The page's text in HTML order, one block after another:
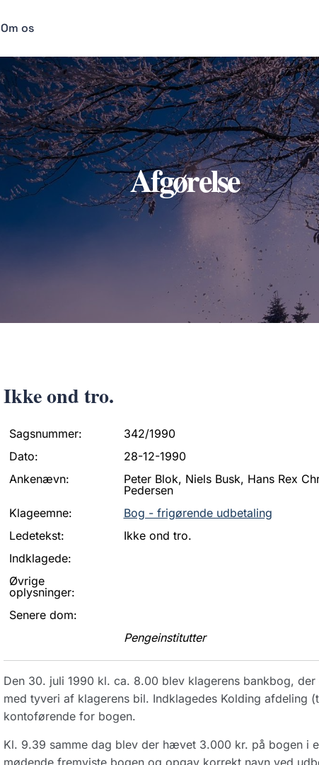
Om os
Afgørelse
Ikke ond tro.
Sagsnummer:
342/1990
Dato:
28-12-1990
Ankenævn:
Peter Blok, Niels Busk, Hans Rex
Pedersen
Klageemne:
Bog - frigørende udbetaling
Ledetekst:
Ikke ond tro.
Indklagede:
Øvrige
oplysninger:
Senere dom:
Pengeinstitutter
Den 30. juli 1990 kl. ca. 8.00 blev klagerens bankbog,
med tyveri af klagerens bil. Indklagedes Kolding afdeling
kontoførende for bogen.
Kl. 9.39 samme dag blev der hævet 3.000 kr. på bogen i
mødende fremviste bogen og opgav korrekt navn ved